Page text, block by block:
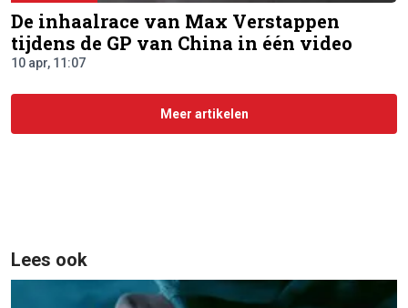
De inhaalrace van Max Verstappen
tijdens de GP van China in één video
10 apr, 11:07
Meer artikelen
Lees ook